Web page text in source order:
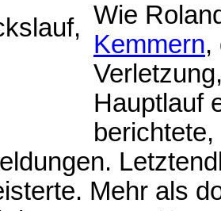
Wie
Kemmern,
Hauptlauf
Mehr als